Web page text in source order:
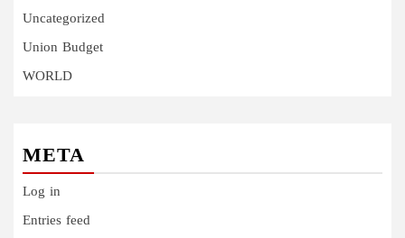
Uncategorized
Union Budget
WORLD
META
Log in
Entries feed